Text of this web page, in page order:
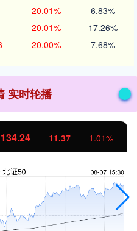
20.01% 6.83%
20.01% 17.26%
20.00% 7.68%
实时轮播
11.37 1.01%